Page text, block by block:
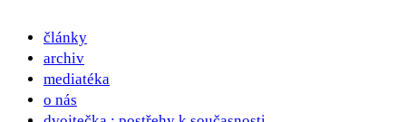
články
archiv
mediatéka
o nás